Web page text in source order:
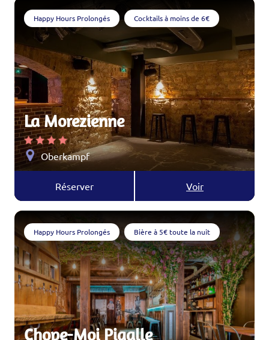
Happy Hours Prolongés Cocktails à moins de 6€
La Morezienne
Oberkampf
Réserver Voir
Happy Hours Prolongés Bière à 5€ toute la nuit
Chope-Moi Pigalle